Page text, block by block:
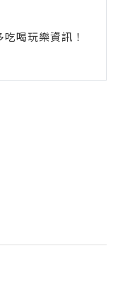
喝玩樂資訊！